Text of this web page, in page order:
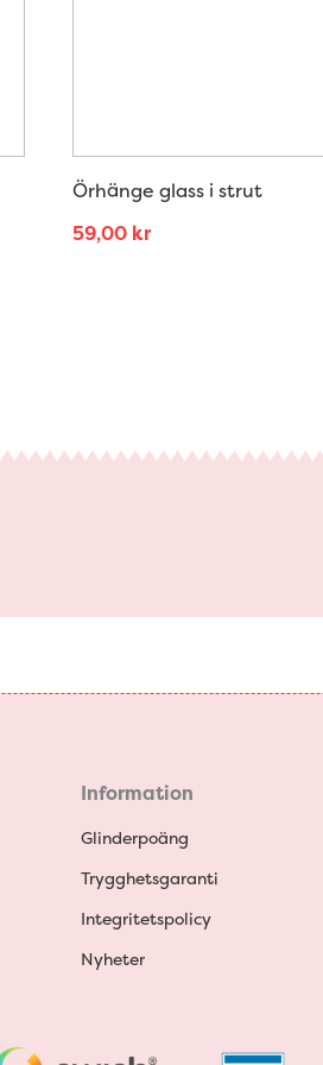
Örhänge glass i strut
59,00 kr
Information
Glinderpoäng
Trygghetsgaranti
Integritetspolicy
Nyheter